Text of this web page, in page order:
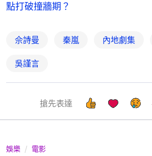
點打破撞牆期？
佘詩曼 秦嵐 內地劇集
吳謹言
搶先表達
娛樂 電影